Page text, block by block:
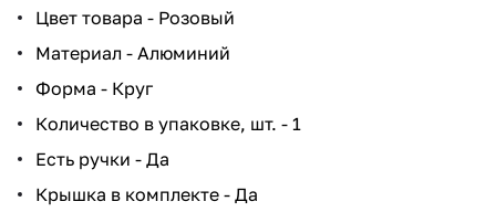
Цвет товара - Розовый
Материал - Алюминий
Форма - Круг
Количество в упаковке, шт. - 1
Есть ручки - Да
Крышка в комплекте - Да